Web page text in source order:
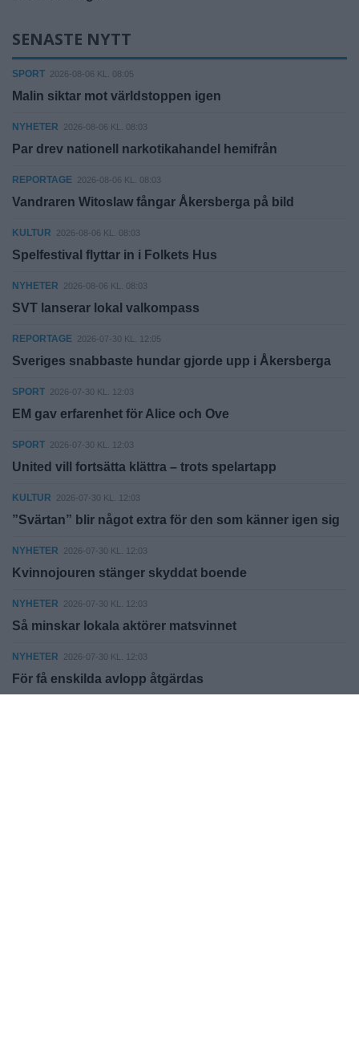
SENASTE NYTT
SPORT 2026-08-06 KL. 08:05
Malin siktar mot världstoppen igen
NYHETER 2026-08-06 KL. 08:03
Par drev nationell narkotikahandel hemifrån
REPORTAGE 2026-08-06 KL. 08:03
Vandraren Witoslaw fångar Åkersberga på bild
KULTUR 2026-08-06 KL. 08:03
Spelfestival flyttar in i Folkets Hus
NYHETER 2026-08-06 KL. 08:03
SVT lanserar lokal valkompass
REPORTAGE 2026-07-30 KL. 12:05
Sveriges snabbaste hundar gjorde upp i Åkersberga
SPORT 2026-07-30 KL. 12:03
EM gav erfarenhet för Alice och Ove
SPORT 2026-07-30 KL. 12:03
United vill fortsätta klättra – trots spelartapp
KULTUR 2026-07-30 KL. 12:03
”Svärtan” blir något extra för den som känner igen sig
NYHETER 2026-07-30 KL. 12:03
Kvinnojouren stänger skyddat boende
NYHETER 2026-07-30 KL. 12:03
Så minskar lokala aktörer matsvinnet
NYHETER 2026-07-30 KL. 12:03
För få enskilda avlopp åtgärdas